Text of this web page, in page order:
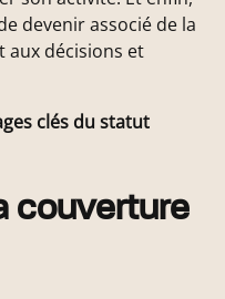
devenir associé de la
aux décisions et
clés du statut
couverture